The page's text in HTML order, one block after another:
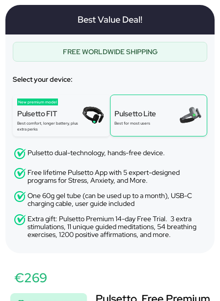
Best Value Deal!
FREE WORLDWIDE SHIPPING
Select your device:
New premium model
Pulsetto FIT
Best comfort, longer battery, plus
extra perks
Pulsetto Lite
Best for most users
Pulsetto dual-technology, hands-free device.
Free lifetime Pulsetto App with 5 expert-designed
programs for Stress, Anxiety, and More.
One 60g gel tube (can be used up to a month), USB-C
charging cable, user guide included
Extra gift: Pulsetto Premium 14-day Free Trial. 3 extra
stimulations, 11 unique guided meditations, 54 breathing
exercises, 1200 positive affirmations, and more.
€269